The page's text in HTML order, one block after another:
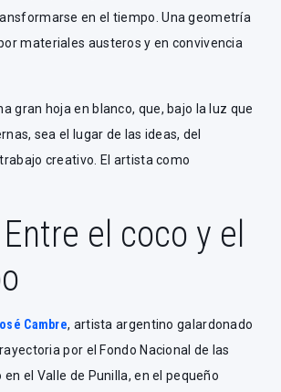
en el tiempo. Una geometría
materiales austeros y en convivencia
gran hoja en blanco, que, bajo la luz que
sea el lugar de las ideas, del
creativo. El artista como
el coco y el
Cambre, artista argentino galardonado
por el Fondo Nacional de las
el Valle de Punilla, en el pequeño